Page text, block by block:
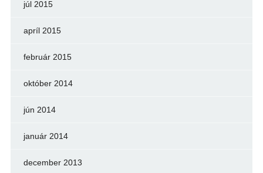
júl 2015
apríl 2015
február 2015
október 2014
jún 2014
január 2014
december 2013